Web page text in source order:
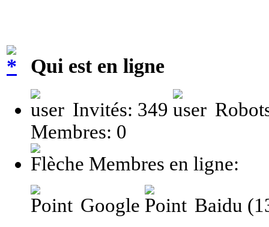
Qui est en ligne
Invités: 349
Membres: 0
Membres en ligne:
Google
Baidu